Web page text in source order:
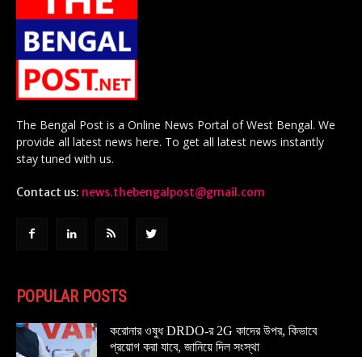
The Bengal Post is a Online News Portal of West Bengal. We
provide all latest news here. To get all latest news instantly
stay tuned with us.
Contact us: news.thebengalpost@gmail.com
POPULAR POSTS
করোনার ওষুধ DRDO-র 2G কাদের উপর, কিভাবে
প্রয়োগ করা যাবে, জানিয়ে দিল সংস্থা